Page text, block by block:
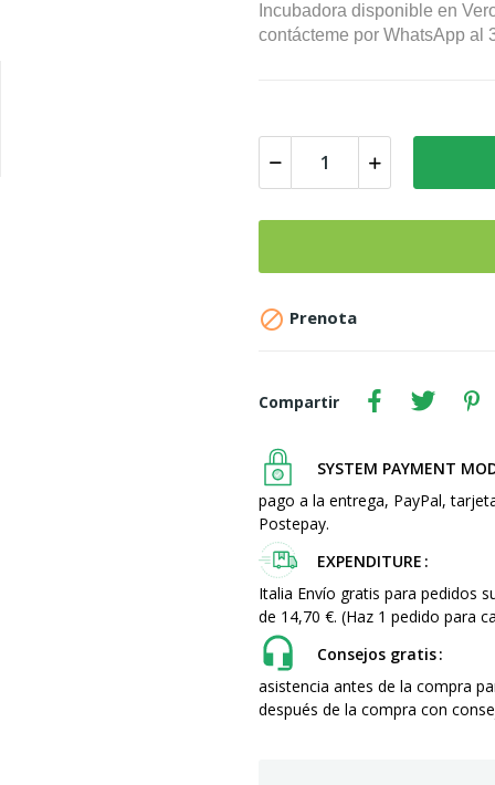
Incubadora disponible en
contácteme por WhatsApp al
 Prenota
Compartir
SYSTEM PAYMENT
pago a la entrega, PayPal,
Postepay.
EXPENDITURE
Italia Envío gratis para pedidos
de 14,70 €. (Haz 1 pedido para
Consejos gratis
asistencia antes de la compra
después de la compra con